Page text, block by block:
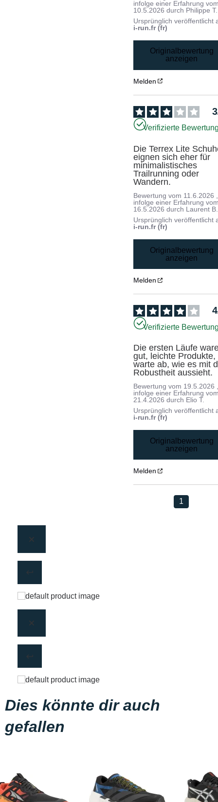
infolge einer Erfahrung
10.5.2026 durch Philippe T.
Ursprünglich veröffentlicht
i-run.fr (fr)
Originalbewertung
anzeigen
Melden
3
Verifizierte
Die Terrex Lite
eignen sich eher für
minimalistisches
Trailrunning oder
Wandern.
Bewertung vom 11.6.2026
infolge einer Erfahrung
16.5.2026 durch Laurent B.
Ursprünglich veröffentlicht
i-run.fr (fr)
Originalbewertung
anzeigen
Melden
4
Verifizierte
Die ersten Läufe
gut, leichte Produkte,
warte ab, wie es mit
Robustheit aussieht.
Bewertung vom 19.5.2026
infolge einer Erfahrung
21.4.2026 durch Elio T.
Ursprünglich veröffentlicht
i-run.fr (fr)
Originalbewertung
anzeigen
Melden
1
Dies könnte dir auch
gefallen